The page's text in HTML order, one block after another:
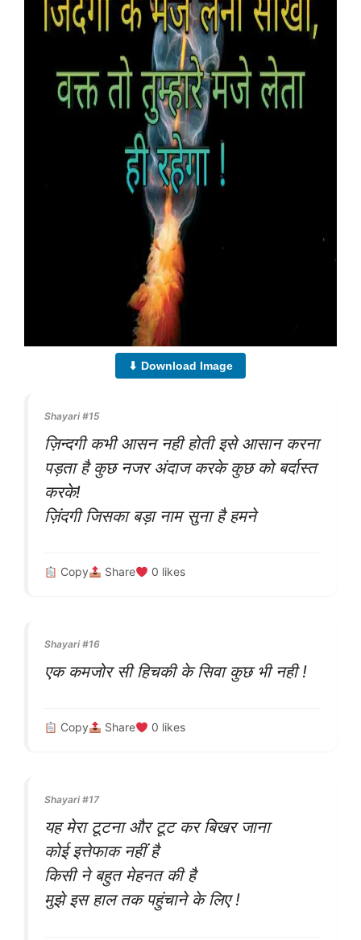
⬇ Download Image
Shayari #15
ज़िन्दगी कभी आसन नही होती इसे आसान करना
पड़ता है कुछ नजर अंदाज करके कुछ को बर्दास्त
करके!
ज़िंदगी जिसका बड़ा नाम सुना है हमने
Copy Share 0 likes
Shayari #16
एक कमजोर सी हिचकी के सिवा कुछ भी नही !
Copy Share 0 likes
Shayari #17
यह मेरा टूटना और टूट कर बिखर जाना
कोई इत्तेफाक नहीं है
किसी ने बहुत मेहनत की है
मुझे इस हाल तक पहुंचाने के लिए !